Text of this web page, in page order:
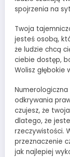
spojrzenia na
Twoja
jesteś osobą,
że ludzie chcą
ciebie dostęp,
Wolisz głębokie
odkrywania
czujesz, że
dlatego, że
rzeczywistości.
przeznaczenie
jak najlepiej